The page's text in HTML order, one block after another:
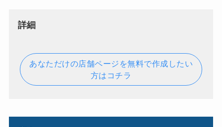
詳細
あなただけの店舗ページを無料で作成したい
方はコチラ